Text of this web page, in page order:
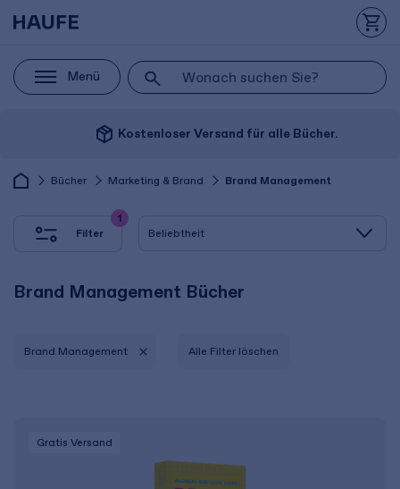
Menü
package_2 Kostenloser Versand für alle Bücher.
Bücher Marketing & Brand Brand Management
Filter
1
Brand Management Bücher
Brand Management Alle Filter löschen
Gratis Versand